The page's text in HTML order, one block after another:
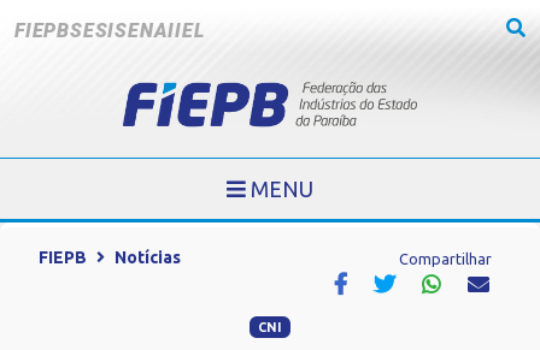
FIEPBSESISENAIIEL
MENU
FIEPB Notícias Compartilhar
CNI